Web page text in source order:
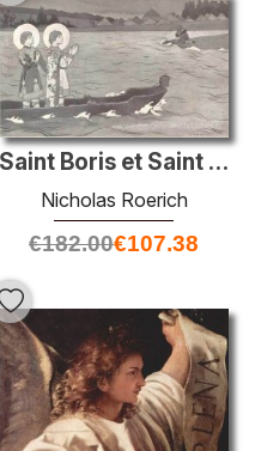
Saint Boris et Saint Gleb
Nicholas Roerich
€182.00€107.38